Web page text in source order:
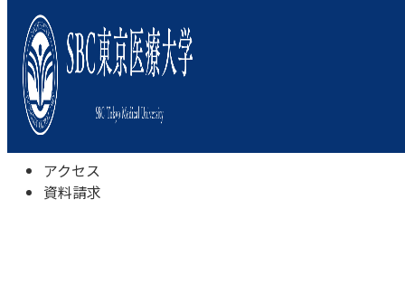
本学について
学びの特色
学部・学科
キャンパスライフ
入試情報
受験相談会
アクセス
資料請求